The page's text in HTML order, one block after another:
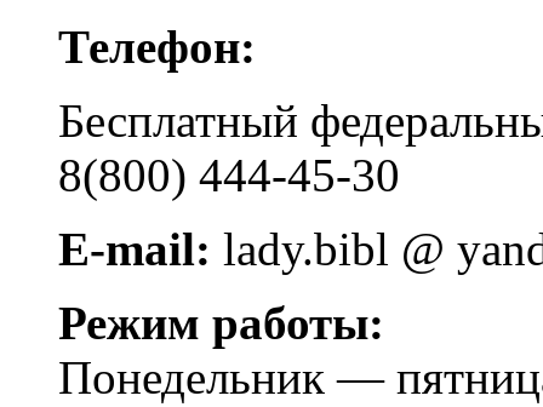
Телефон:
Бесплатный
8(800) 444-45-30
E-mail: lady.bibl @
Режим работы:
Понедельник —